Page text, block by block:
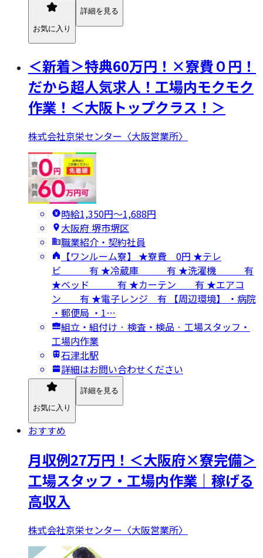
お気に入り
詳細を見る
＜新着＞特典60万円！×寮費０円！
だから超人気求人！工場内モクモク
作業！＜大阪トップクラス！＞
株式会社京栄センター〈大阪営業所〉
時給1,350円〜1,688円
大阪府 堺市堺区
職業紹介・契約社員
【ワンルーム寮】 ★寮費 0円 ★テレ
ビ 有 ★冷蔵庫 有 ★洗濯機 有
★ベッド 有 ★カーテン 有 ★エアコ
ン 有 ★電子レンジ 有 【周辺環境】 ・病院
・郵便局 ・1…
組立・組付け · 検査・検品 · 工場スタッフ・
工場内作業
石津北駅
詳細はお問い合わせください
お気に入り
詳細を見る
おすすめ
月収例27万円！＜大阪府×寮完備＞
工場スタッフ・工場内作業｜稼げる
高収入
株式会社京栄センター〈大阪営業所〉